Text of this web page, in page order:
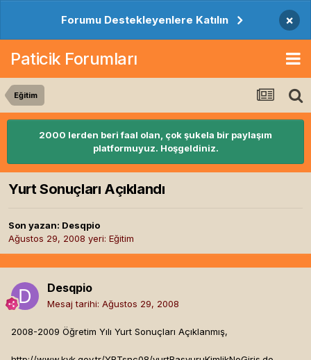
Forumu Destekleyenlere Katılın ×
Paticik Forumları
Eğitim
2000 lerden beri faal olan, çok şukela bir paylaşım
platformuyuz. Hoşgeldiniz.
Yurt Sonuçları Açıklandı
Son yazan: Desqpio
Ağustos 29, 2008 yeri: Eğitim
Desqpio
Mesaj tarihi: Ağustos 29, 2008
2008-2009 Öğretim Yılı Yurt Sonuçları Açıklanmış,